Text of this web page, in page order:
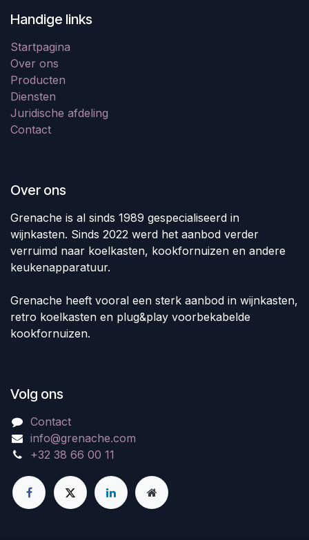
Handige links
Startpagina
Over ons
Producten
Diensten
Juridische afdeling
Contact
Over ons
Grenache is al sinds 1989 gespecialiseerd in
wijnkasten. Sinds 2022 werd het aanbod verder
verruimd naar koelkasten, kookfornuizen en andere
keukenapparatuur.
Grenache heeft vooral een sterk aanbod in wijnkasten,
retro koelkasten en plug&play voorbekabelde
kookfornuizen.
Volg ons
Contact
info@grenache.com
+32 38 66 00 11